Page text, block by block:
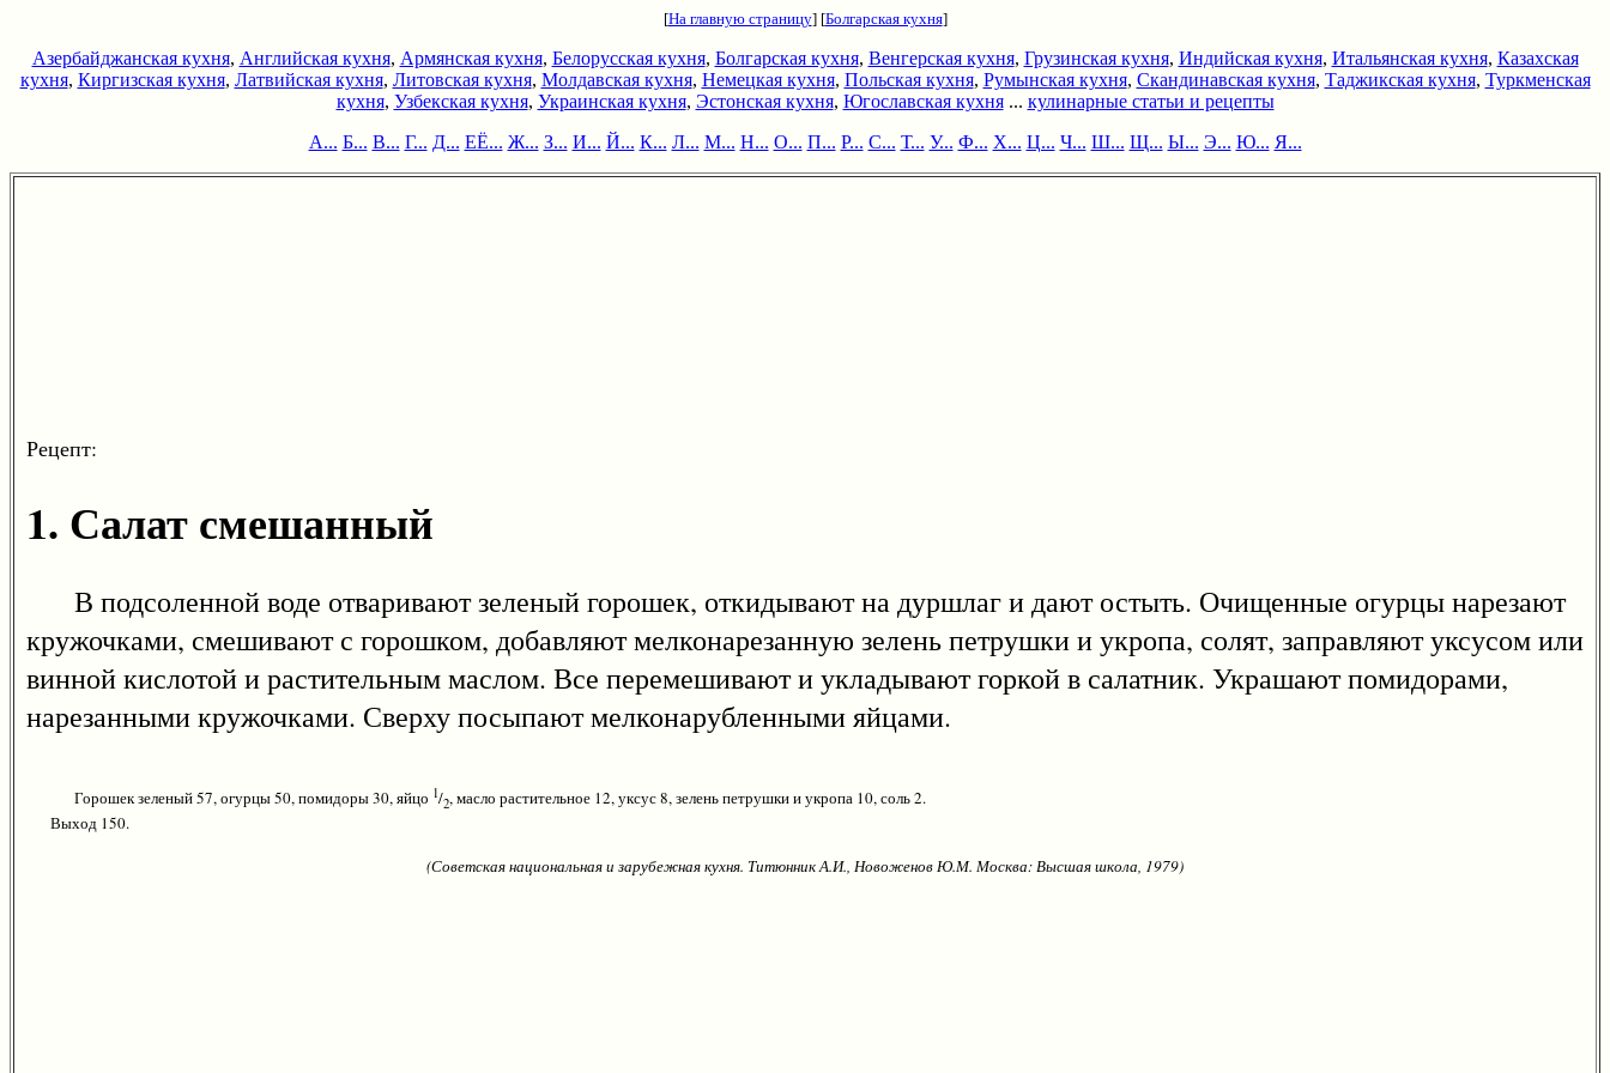
[На главную страницу] [Болгарская кухня]
Азербайджанская кухня, Английская кухня, Армянская кухня, Белорусская кухня, Болгарская кухня, Венгерская кухня, Грузинская кухня, Индийская кухня, Итальянская кухня, Казахская
кухня, Киргизская кухня, Латвийская кухня, Литовская кухня, Молдавская кухня, Немецкая кухня, Польская кухня, Румынская кухня, Скандинавская кухня, Таджикская кухня, Туркменская
кухня, Узбекская кухня, Украинская кухня, Эстонская кухня, Югославская кухня... кулинарные статьи и рецепты
А... Б... В... Г... Д... ЕЁ... Ж... З... И... Й... К... Л... М... Н... О... П... Р... С... Т... У... Ф... Х... Ц... Ч... Ш... Щ... Ы... Э... Ю... Я...
Рецепт:
1. Салат смешанный
В подсоленной воде отваривают зеленый горошек, откидывают на дуршлаг и дают остыть. Очищенные огурцы нарезают
кружочками, смешивают с горошком, добавляют мелконарезанную зелень петрушки и укропа, солят, заправляют уксусом или
винной кислотой и растительным маслом. Все перемешивают и укладывают горкой в салатник. Украшают помидорами,
нарезанными кружочками. Сверху посыпают мелконарубленными яйцами.
Горошек зеленый 57, огурцы 50, помидоры 30, яйцо 1/2, масло растительное 12, уксус 8, зелень петрушки и укропа 10, соль 2.
Выход 150.
(Советская национальная и зарубежная кухня. Титюнник А.И., Новоженов Ю.М. Москва: Высшая школа, 1979)